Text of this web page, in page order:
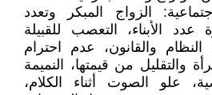
الزواج المبكر وتعدد
عدد الأبناء، التعصب للقبيلة
والقانون، عدم احترام
والتقليل من قيمتها، النميمة
علو الصوت أثناء الكلام،